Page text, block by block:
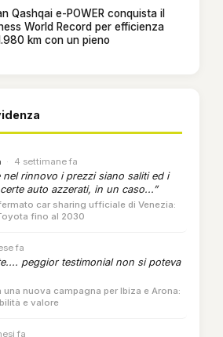
Qashqai e-POWER conquista il
World Record per efficienza
km con un pieno
· 4 settimane fa
nel rinnovo i prezzi siano saliti ed i
auto azzerati, in un caso...”
car sharing ufficiale di Venezia:
fino al 2030
fa
peggior testimonial non si poteva
una nuova campagna per Ibiza e Arona:
e valore
fa